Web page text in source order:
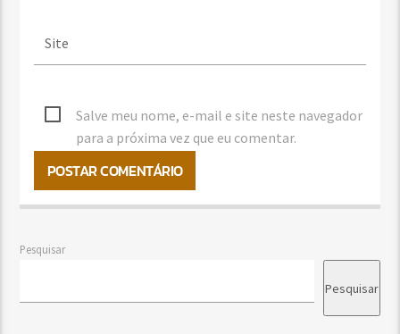
Salve meu nome, e-mail e site neste navegador
para a próxima vez que eu comentar.
Pesquisar
Pesquisar